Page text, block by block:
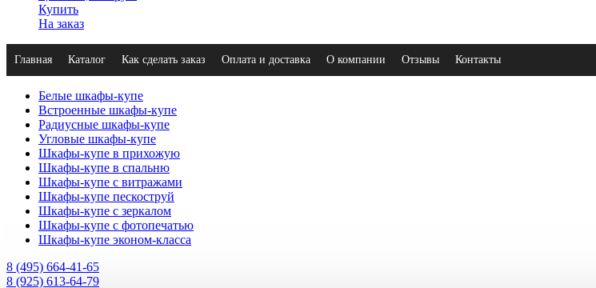
Купить
На заказ
Главная Каталог Как сделать заказ Оплата и доставка О компании Отзывы Контакты
Белые шкафы-купе
Встроенные шкафы-купе
Радиусные шкафы-купе
Угловые шкафы-купе
Шкафы-купе в прихожую
Шкафы-купе в спальню
Шкафы-купе с витражами
Шкафы-купе пескоструй
Шкафы-купе с зеркалом
Шкафы-купе с фотопечатью
Шкафы-купе эконом-класса
8 (495) 664-41-65
8 (925) 613-64-79